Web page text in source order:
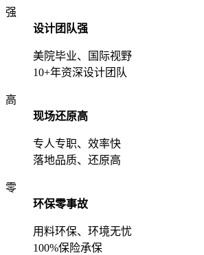
强
设计团队强
美院毕业、国际视野
10+年资深设计团队
高
现场还原高
专人专职、效率快
落地品质、还原高
零
环保零事故
用料环保、环境无忧
100%保险承保